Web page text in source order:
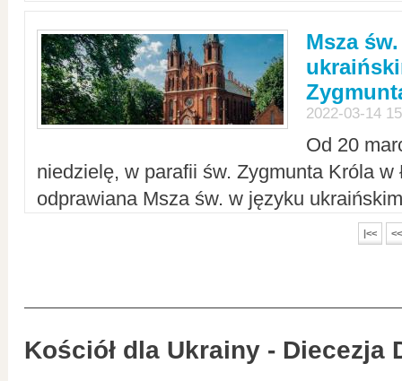
Msza
2022-03-14
Od 20
niedzielę, w parafii św. Zygmunta Króla w
odprawiana Msza św. w języku
|<< <<
Kościół dla Ukrainy - Diecezja